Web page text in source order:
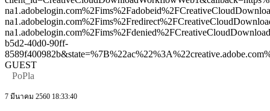
b5d2-40d0-90ff-
GUEST
PoPla
7 มีนาคม 2560 18:33:40